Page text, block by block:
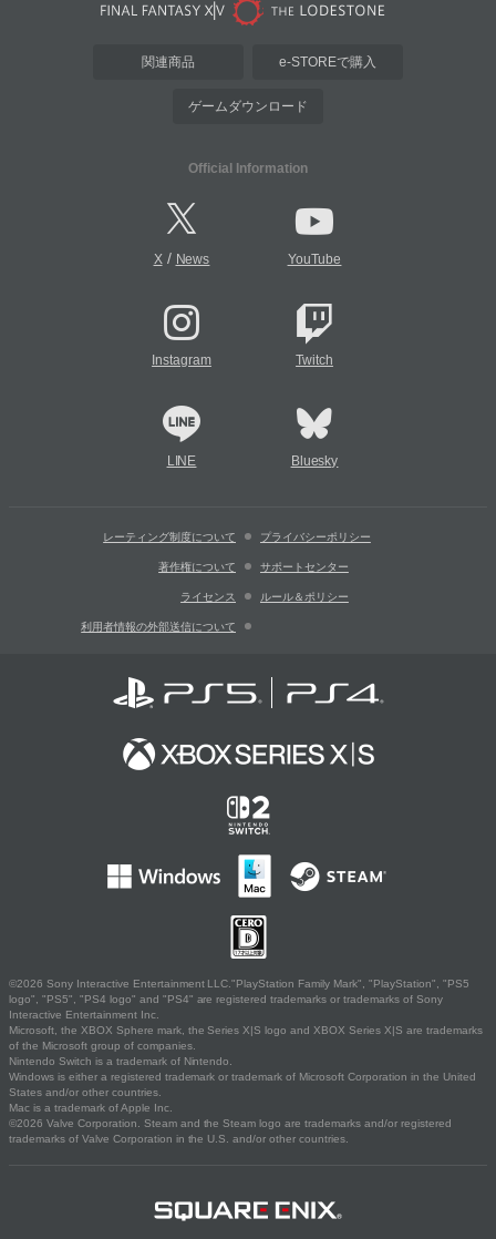
関連商品 e-STOREで購入
ゲームダウンロード
Official Information
X/ News YouTube
Instagram Twitch
LINE Bluesky
レーティング制度について プライバシーポリシー
著作権について サポートセンター
ライセンス ルール＆ポリシー
利用者情報の外部送信について
©2026 Sony Interactive Entertainment LLC."PlayStation Family Mark", "PlayStation", "PS5
logo", "PS5", "PS4 logo" and "PS4" are registered trademarks or trademarks of Sony
Interactive Entertainment Inc.
Microsoft, the XBOX Sphere mark, the Series X|S logo and XBOX Series X|S are trademarks
of the Microsoft group of companies.
Nintendo Switch is a trademark of Nintendo.
Windows is either a registered trademark or trademark of Microsoft Corporation in the United
States and/or other countries.
Mac is a trademark of Apple Inc.
©2026 Valve Corporation. Steam and the Steam logo are trademarks and/or registered
trademarks of Valve Corporation in the U.S. and/or other countries.